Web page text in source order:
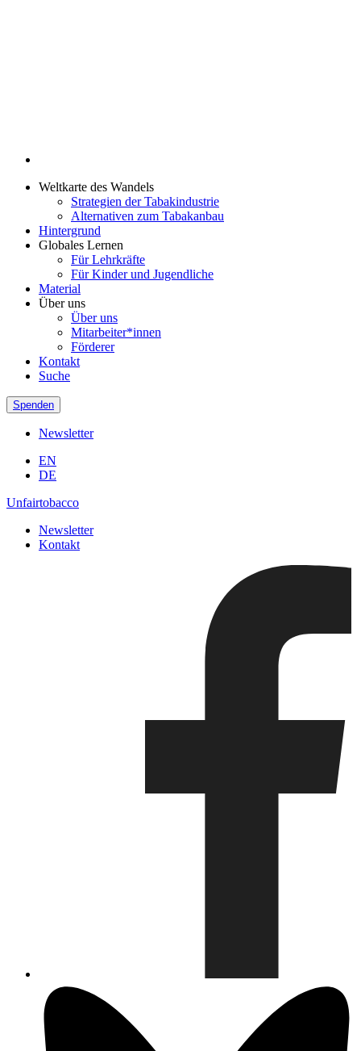
Weltkarte des Wandels
Strategien der Tabakindustrie
Alternativen zum Tabakanbau
Hintergrund
Globales Lernen
Für Lehrkräfte
Für Kinder und Jugendliche
Material
Über uns
Über uns
Mitarbeiter*innen
Förderer
Kontakt
Suche
Spenden
Newsletter
EN
DE
Unfairtobacco
Newsletter
Kontakt